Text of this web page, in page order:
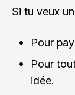
Si tu veux
Pour
Pour
idée.